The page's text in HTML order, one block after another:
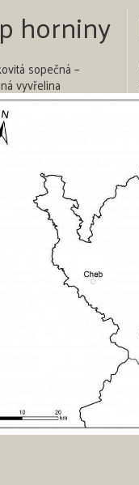
horniny
sopečná –
vyvřelina